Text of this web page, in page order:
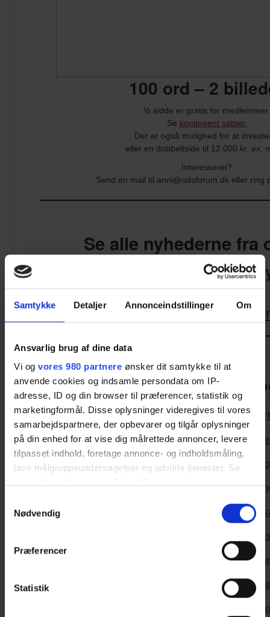
Samtykke Detaljer Annonceindstillinger Om
Ansvarlig brug af dine data
Vi og vores 980 partnere ønsker dit samtykke til at
anvende cookies og indsamle persondata om IP-
adresse, ID og din browser til præferencer, statistik og
marketingformål. Disse oplysninger videregives til vores
samarbejdspartnere, der opbevarer og tilgår oplysninger
på din enhed for at vise dig målrettede annoncer, levere
tilpasset indhold, foretage annonce- og indholdsmåling,
lave målgruppeundersøgelser og udvikle tjenester. Se
tilbage eller ændre indstillinger fra vores
"Cookiedeklaration", eller ved at trykke på "Privacy
Nødvendig
Præferencer
Statistik
100 ord – 2
½ sidde er gratis for medlemmer
Se kontingent satser.
Der er også mulighed for at
eller en dobbeltside til 12.000 kr. ex.
Interesseret?
Send en mail til anni@odsforum.dk eller ring
Se alle nyhederne
Har du noget, der skal med i
Stærkt
Tirsdag den 17. september 2024
Tirsdag den 17. september 2024 –
Onsdag den 25. september 2024 –Job
Tirsdag d. 1. oktober 2024 –
Onsdag den 9. oktober 2024
Mandag den 21. oktober 2024
Kursus i
Kursus i